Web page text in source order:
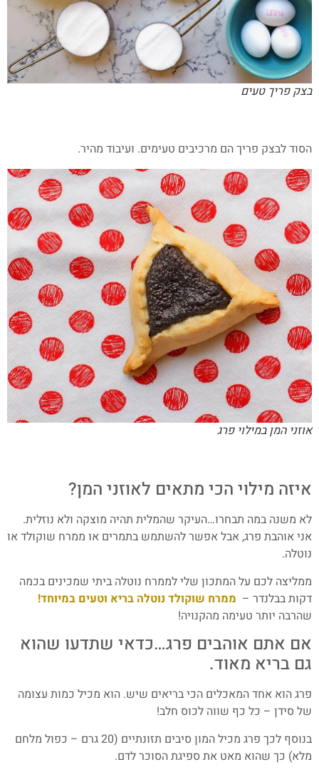
בצק פריך טעים
הסוד לבצק פריך הם מרכיבים טעימים. ועיבוד מהיר.
אוזני המן במילוי פרג
איזה מילוי הכי מתאים לאוזני המן?
לא משנה במה תבחרו…העיקר שהמלית תהיה מוצקה ולא נוזלית.
אני אוהבת פרג, אבל אפשר להשתמש בתמרים או ממרח שוקולד או
נוטלה.
ממליצה לכם על המתכון שלי לממרח נוטלה ביתי שמכינים בכמה
דקות בבלנדר – ממרח שוקולד נוטלה בריא וטעים במיוחד!
שהרבה יותר טעימה מהקנויה!
אם אתם אוהבים פרג…כדאי שתדעו שהוא
גם בריא מאוד.
פרג הוא אחד המאכלים הכי בריאים שיש. הוא מכיל כמות עצומה
של סידן – כל כף שווה לכוס חלב!
בנוסף לכך פרג מכיל המון סיבים תזונתיים (20 גרם – כפול מלחם
מלא) כך שהוא מאט את ספיגת הסוכר לדם.